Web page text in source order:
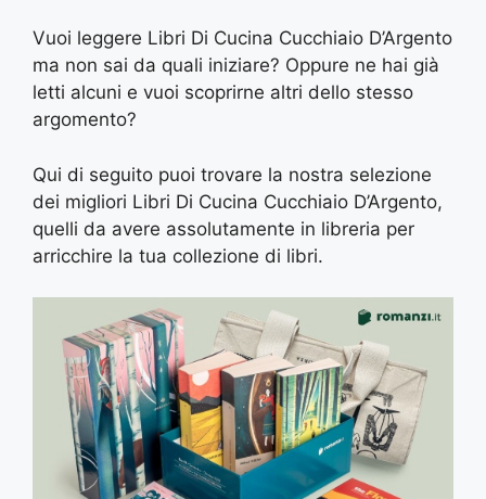
Vuoi leggere Libri Di Cucina Cucchiaio D’Argento
ma non sai da quali iniziare? Oppure ne hai già
letti alcuni e vuoi scoprirne altri dello stesso
argomento?
Qui di seguito puoi trovare la nostra selezione
dei migliori Libri Di Cucina Cucchiaio D’Argento,
quelli da avere assolutamente in libreria per
arricchire la tua collezione di libri.